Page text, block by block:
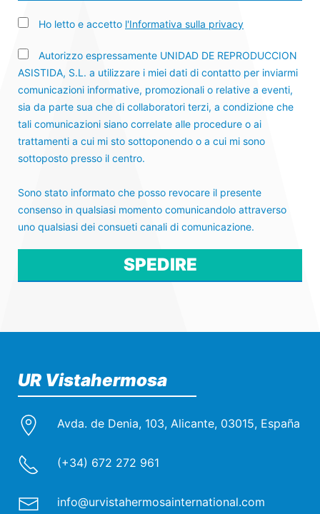
Ho letto e accetto l'Informativa sulla privacy
Autorizzo espressamente UNIDAD DE REPRODUCCION
ASISTIDA, S.L. a utilizzare i miei dati di contatto per inviarmi
comunicazioni informative, promozionali o relative a eventi,
sia da parte sua che di collaboratori terzi, a condizione che
tali comunicazioni siano correlate alle procedure o ai
trattamenti a cui mi sto sottoponendo o a cui mi sono
sottoposto presso il centro.
Sono stato informato che posso revocare il presente
consenso in qualsiasi momento comunicandolo attraverso
uno qualsiasi dei consueti canali di comunicazione.
UR Vistahermosa
Avda. de Denia, 103, Alicante, 03015, España
(+34) 672 272 961
info@urvistahermosainternational.com